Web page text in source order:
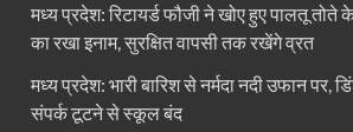
मध्य प्रदेश: रिटायर्ड फौजी ने खोए हुए पालतू तोते
का रखा इनाम, सुरक्षित वापसी तक रखेंगे व्रत
मध्य प्रदेश: भारी बारिश से नर्मदा नदी उफान
संपर्क टूटने से स्कूल बंद